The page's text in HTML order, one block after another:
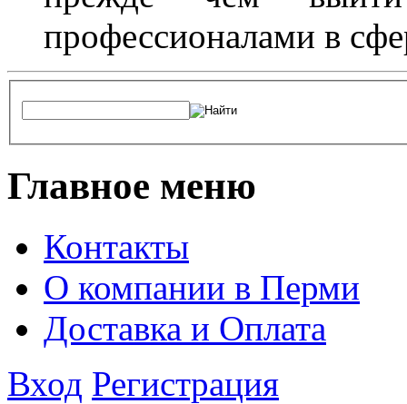
профессионалами в
Главное меню
Контакты
О компании в Перми
Доставка и Оплата
Вход Регистрация